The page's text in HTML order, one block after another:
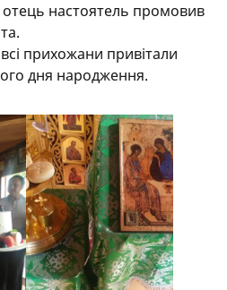
отець настоятель промовив
прихожани привітали
дня народження.